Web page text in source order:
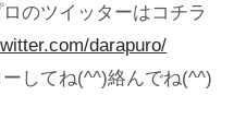
のツイッターはコチラ
darapuro/
してね(^^)絡んでね(^^)